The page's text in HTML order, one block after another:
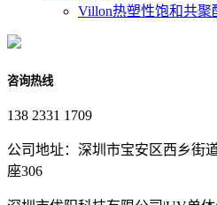
Villon热塑性饱和共聚
咨询热线
138 2331 1709
公司地址：深圳市宝安区西乡街
座306